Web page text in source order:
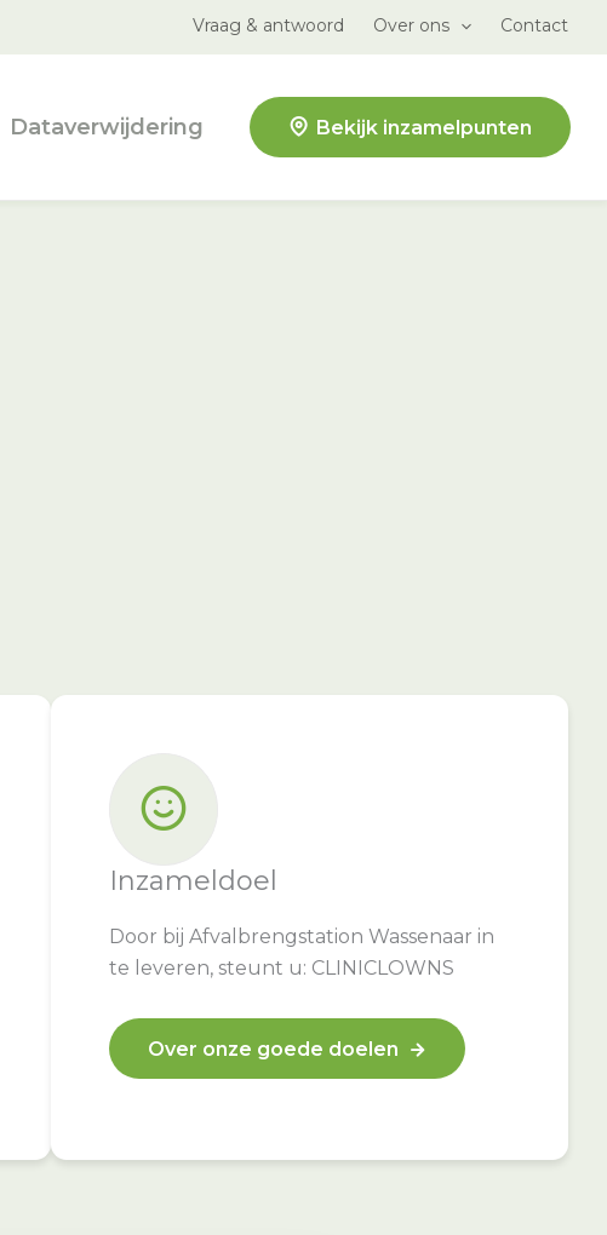
Vraag & antwoord Over ons Contact
Dataverwijdering Bekijk inzamelpunten
Inzameldoel
Door bij Afvalbrengstation Wassenaar in
te leveren, steunt u: CLINICLOWNS
Over onze goede doelen